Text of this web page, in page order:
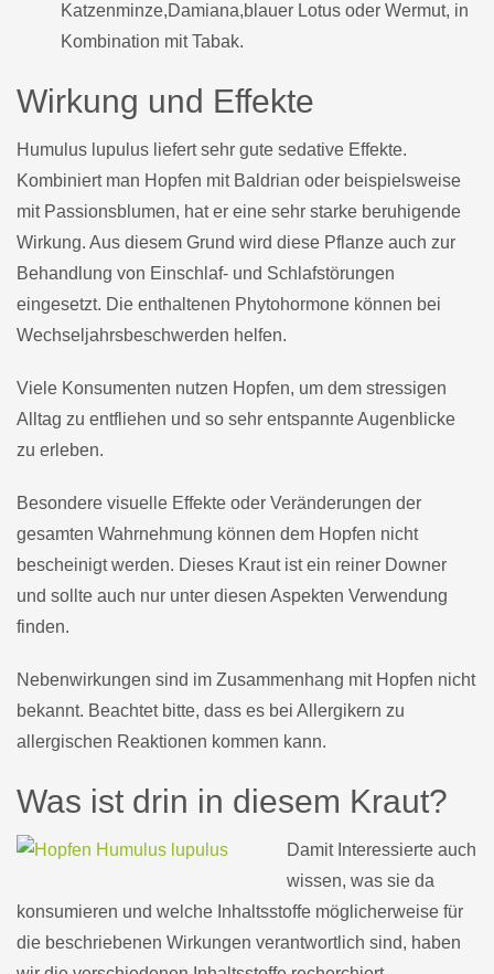
Katzenminze,Damiana,blauer Lotus oder Wermut, in
Kombination mit Tabak.
Wirkung und Effekte
Humulus lupulus liefert sehr gute sedative Effekte.
Kombiniert man Hopfen mit Baldrian oder beispielsweise
mit Passionsblumen, hat er eine sehr starke beruhigende
Wirkung. Aus diesem Grund wird diese Pflanze auch zur
Behandlung von Einschlaf- und Schlafstörungen
eingesetzt. Die enthaltenen Phytohormone können bei
Wechseljahrsbeschwerden helfen.
Viele Konsumenten nutzen Hopfen, um dem stressigen
Alltag zu entfliehen und so sehr entspannte Augenblicke
zu erleben.
Besondere visuelle Effekte oder Veränderungen der
gesamten Wahrnehmung können dem Hopfen nicht
bescheinigt werden. Dieses Kraut ist ein reiner Downer
und sollte auch nur unter diesen Aspekten Verwendung
finden.
Nebenwirkungen sind im Zusammenhang mit Hopfen nicht
bekannt. Beachtet bitte, dass es bei Allergikern zu
allergischen Reaktionen kommen kann.
Was ist drin in diesem Kraut?
Damit Interessierte auch
wissen, was sie da
konsumieren und welche Inhaltsstoffe möglicherweise für
die beschriebenen Wirkungen verantwortlich sind, haben